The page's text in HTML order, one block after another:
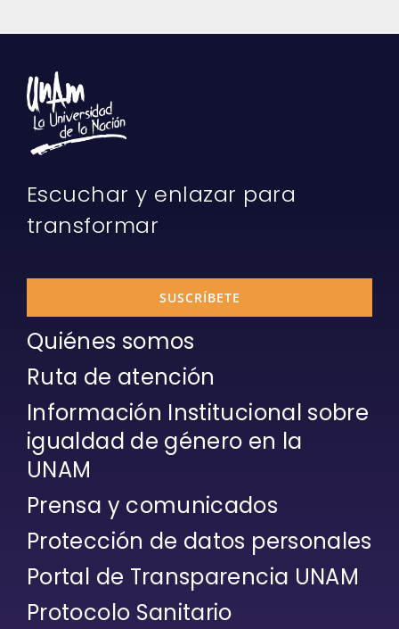
Escuchar y enlazar para
transformar
SUSCRÍBETE
Quiénes somos
Ruta de atención
Información Institucional sobre
igualdad de género en la
UNAM
Prensa y comunicados
Protección de datos personales
Portal de Transparencia UNAM
Protocolo Sanitario